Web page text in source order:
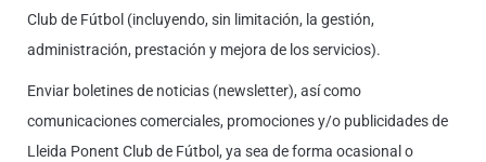
Club de Fútbol (incluyendo, sin limitación, la gestión,
administración, prestación y mejora de los servicios).
Enviar boletines de noticias (newsletter), así como
comunicaciones comerciales, promociones y/o publicidades de
Lleida Ponent Club de Fútbol, ya sea de forma ocasional o